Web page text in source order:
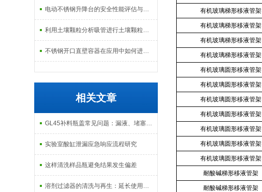
电动不锈钢升降台的安全性能评估与控制
利用土壤颗粒分析吸管进行土壤颗粒定量分析的研究
不锈钢开口直壁容器在应用中如何进行维护和保养？
相关文章
GL45补料瓶盖常见问题：漏液、堵塞怎么解决？
实验室酸缸泄漏应急响应流程研究
这样清洗样品瓶避免结果发生偏差
溶剂过滤器的清洗与再生：延长使用寿命的方法
有机玻璃梯形移液管架
有机玻璃梯形移液管架
有机玻璃梯形移液管架
有机玻璃梯形移液管架
有机玻璃圆形移液管架
有机玻璃圆形移液管架
有机玻璃圆形移液管架
有机玻璃圆形移液管架
有机玻璃圆形移液管架
有机玻璃圆形移液管架
有机玻璃圆形移液管架
耐酸碱梯形移液管架
耐酸碱梯形移液管架